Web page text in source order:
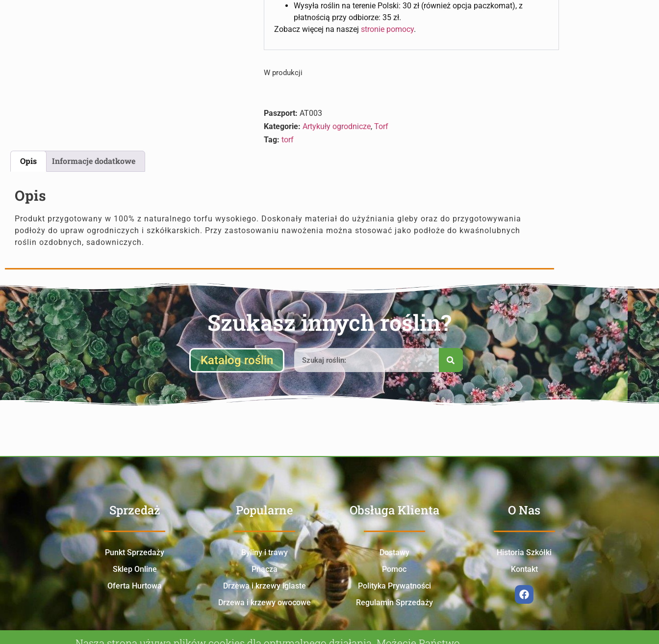
Wysyła roślin na terenie Polski: 30 zł (również opcja paczkomat), z
płatnością przy odbiorze: 35 zł.
Zobacz więcej na naszejstronie pomocy.
W produkcji
Paszport:AT003
Kategorie: Artykuły ogrodnicze,Torf
Tag: torf
Opis Informacje dodatkowe
Opis
Produkt przygotowany w 100% z naturalnego torfu wysokiego. Doskonały materiał do użyźniania gleby oraz do przygotowywania
podłoży do upraw ogrodniczych i szkółkarskich. Przy zastosowaniu nawożenia można stosować jako podłoże do kwaśnolubnych
roślin ozdobnych, sadowniczych.
Szukasz innych roślin?
Katalog roślin
Sprzedaż
Punkt Sprzedaży
Sklep Online
Oferta Hurtowa
Popularne
Byliny i trawy
Pnącza
Drzewa i krzewy iglaste
Drzewa i krzewy owocowe
Obsługa Klienta
Dostawy
Pomoc
Polityka Prywatności
Regulamin Sprzedaży
O Nas
Historia Szkółki
Kontakt